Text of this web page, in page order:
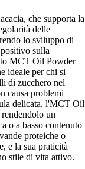
che supporta la
delle
lo sviluppo di
sulla
MCT Oil Powder
ideale per chi si
di zucchero nel
causa problemi
delicata, l'MCT Oil
un
o a basso contenuto
proteiche o
e la sua praticità
stile di vita attivo.